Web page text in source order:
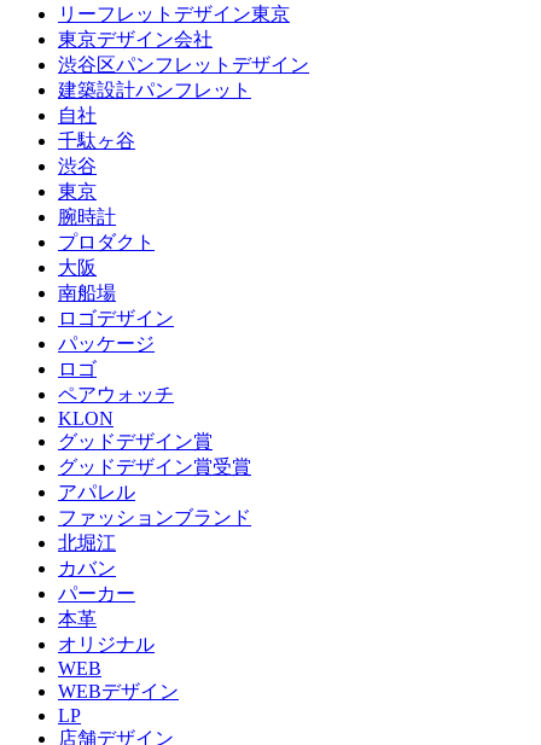
リーフレットデザイン東京
東京デザイン会社
渋谷区パンフレットデザイン
建築設計パンフレット
自社
千駄ヶ谷
渋谷
東京
腕時計
プロダクト
大阪
南船場
ロゴデザイン
パッケージ
ロゴ
ペアウォッチ
KLON
グッドデザイン賞
グッドデザイン賞受賞
アパレル
ファッションブランド
北堀江
カバン
パーカー
本革
オリジナル
WEB
WEBデザイン
LP
店舗デザイン